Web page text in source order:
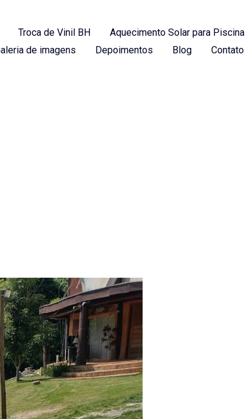
Troca de Vinil BH
Aquecimento Solar para Piscina
de imagens Depoimentos Blog Contato